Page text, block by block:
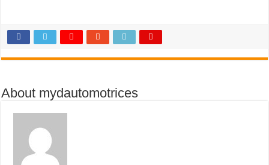
About mydautomotrices